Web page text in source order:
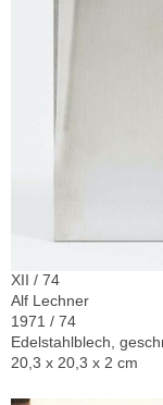
XII / 74
Alf Lechner
1971 / 74
Edelstahlblech,
20,3 x 20,3 x 2 cm